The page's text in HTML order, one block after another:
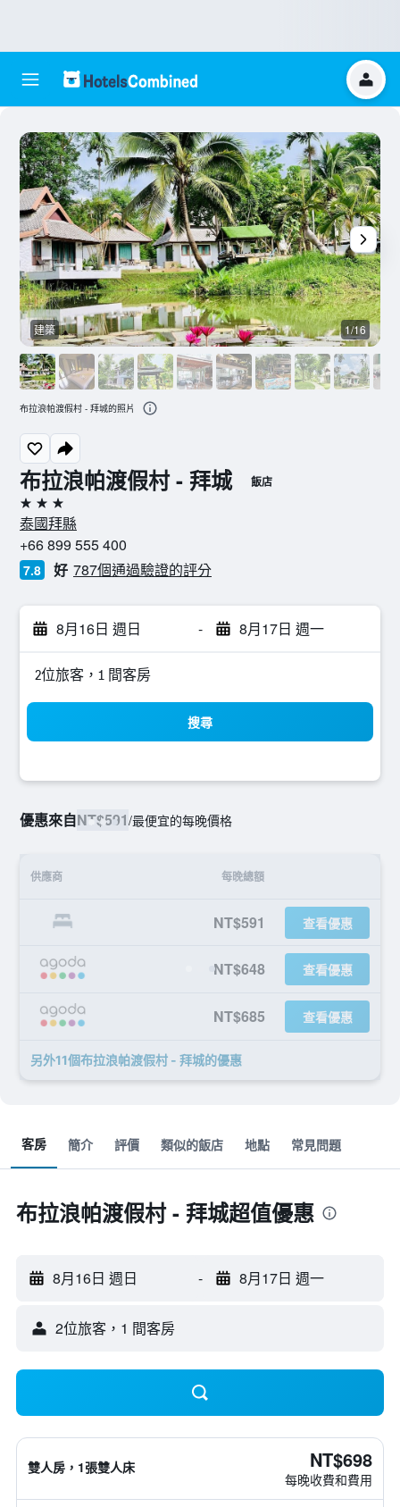
布拉浪帕渡假村 - 拜城 飯店
3星級
泰國拜縣
+66 899 555 400
7.8 好 787個通過驗證的評分
8月16日 週日 - 8月17日 週一
2位旅客，1 間客房
搜尋
優惠來自NT$591/最便宜的每晚價格
供應商 每晚總額
NT$591 查看優惠
NT$648 查看優惠
NT$685 查看優惠
另外11個布拉浪帕渡假村 - 拜城​的優惠
建築 1/16
布拉浪帕渡假村 - 拜城的照片
客房 簡介 評價 類似的飯店 地點 常見問題
布拉浪帕渡假村 - 拜城超值優惠
8月16日 週日 - 8月17日 週一
2位旅客，1 間客房
雙人房，1張雙人床 NT$698
每晚收費和費用